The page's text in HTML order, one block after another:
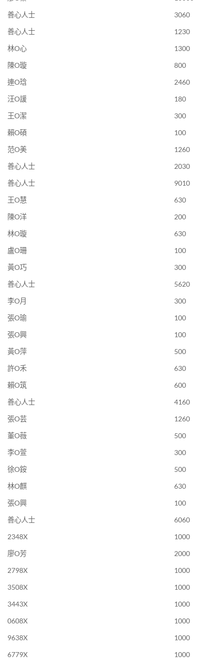
善心人士
3060
善心人士
1230
林O心
1300
陳O璇
800
連O琀
2460
汪O諼
180
王O潔
300
賴O碩
100
范O美
1260
善心人士
2030
善心人士
9010
王O慧
630
陳O洋
200
林O璇
630
盧O珊
100
黃O巧
300
善心人士
5620
李O月
300
張O瑜
100
張O興
100
黃O萍
500
許O禾
630
賴O筑
600
善心人士
4160
張O芸
1260
董O薇
500
李O萱
300
徐O銨
500
林O麒
630
張O興
100
善心人士
6060
2348X
1000
廖O芳
2000
2798X
1000
3508X
1000
3443X
1000
0608X
1000
9638X
1000
6779X
1000